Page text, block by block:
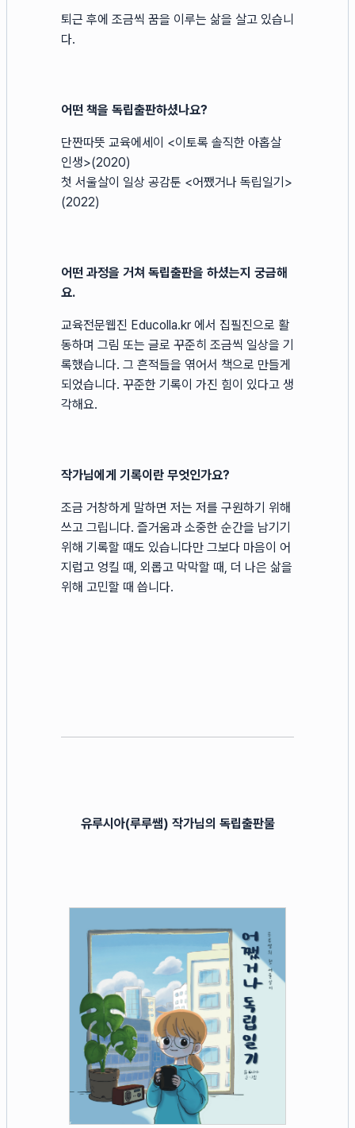
퇴근 후에 조금씩 꿈을 이루는 삶을 살고 있습니
다.
어떤 책을 독립출판하셨나요?
단짠따뜻 교육에세이 <이토록 솔직한 아홉살
인생>(2020)
첫 서울살이 일상 공감툰 <어쨌거나 독립일기>
(2022)
어떤 과정을 거쳐 독립출판을 하셨는지 궁금해
요.
교육전문웹진 Educolla.kr 에서 집필진으로 활
동하며 그림 또는 글로 꾸준히 조금씩 일상을 기
록했습니다. 그 흔적들을 엮어서 책으로 만들게
되었습니다. 꾸준한 기록이 가진 힘이 있다고 생
각해요.
작가님에게 기록이란 무엇인가요?
조금 거창하게 말하면 저는 저를 구원하기 위해
쓰고 그립니다. 즐거움과 소중한 순간을 남기기
위해 기록할 때도 있습니다만 그보다 마음이 어
지럽고 엉킬 때, 외롭고 막막할 때, 더 나은 삶을
위해 고민할 때 씁니다.
유루시아(루루쌤) 작가님의 독립출판물